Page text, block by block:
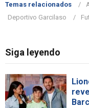
Temas relacionados
Deportivo Garcilaso
Siga leyendo